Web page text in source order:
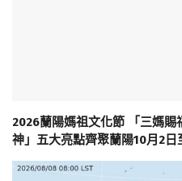
2026蘭陽媽祖文化節 「三媽賜
神」五大亮點齊聚蘭陽10月2